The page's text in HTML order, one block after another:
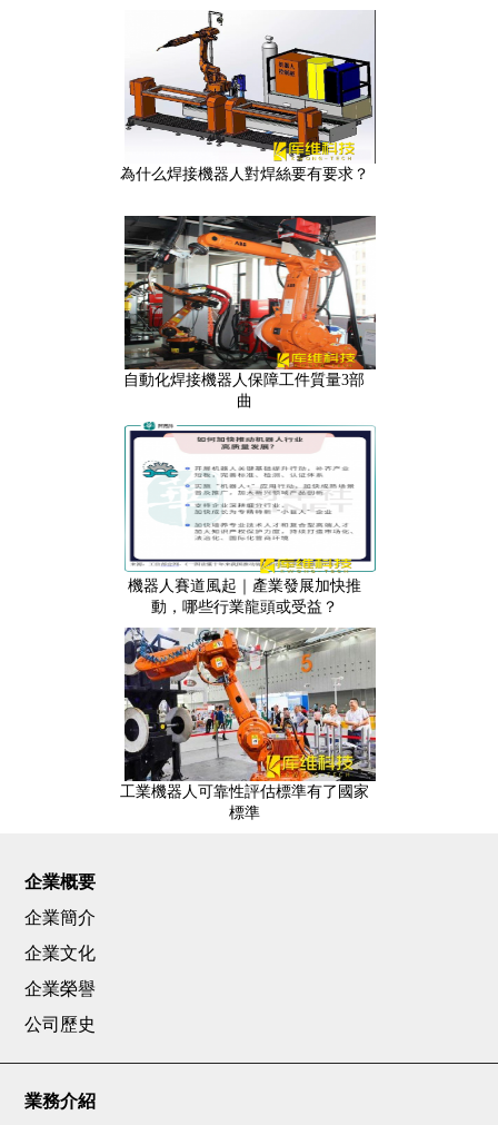
為什么焊接機器人對焊絲要有要求？
自動化焊接機器人保障工件質量3部
曲
機器人賽道風起｜產業發展加快推
動，哪些行業龍頭或受益？
工業機器人可靠性評估標準有了國家
標準
企業概要
企業簡介
企業文化
企業榮譽
公司歷史
業務介紹